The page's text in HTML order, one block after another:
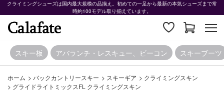
クライミングシューズは国内最大規模の品揃え。初めての一足から最新の本気シューズまで常
時約100モデル取り揃えています。
スキー板 アバランチ・レスキュー、ビーコン スキーブーツ
ホーム > バックカントリースキー > スキーギア > クライミングスキン
> グライドライトミックスFL クライミングスキン